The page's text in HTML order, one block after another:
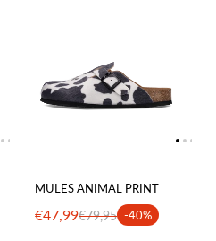
MULES ANIMAL PRINT
€47,99€79,95 -40%